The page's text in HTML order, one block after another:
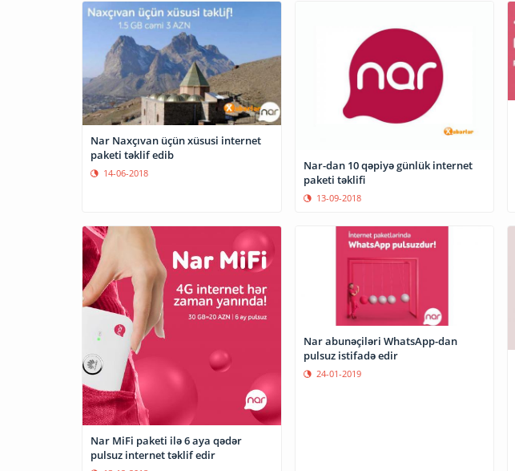
Nar Naxçıvan üçün xüsusi internet
paketi təklif edib
14-06-2018
Nar-dan 10 qəpiyə günlük internet
paketi təklifi
13-09-2018
Nar MiFi paketi ilə 6 aya qədər
pulsuz internet təklif edir
Nar abunəçiləri WhatsApp-dan
pulsuz istifadə edir
24-01-2019